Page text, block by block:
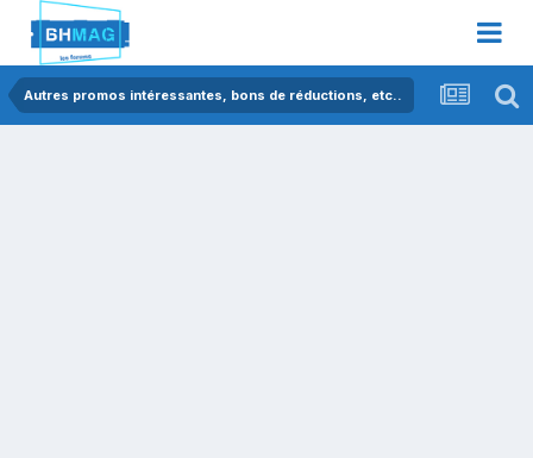
Autres promos intéressantes, bons de réductions, etc..